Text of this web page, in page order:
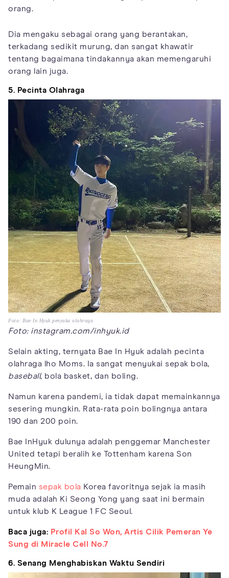
orang.
Dia mengaku sebagai orang yang berantakan,
terkadang sedikit murung, dan sangat khawatir
tentang bagaimana tindakannya akan memengaruhi
orang lain juga.
5. Pecinta OIahraga
Foto: Bae In Hyuk penyuka olahraga
Foto: instagram.com/inhyuk.id
Selain akting, ternyata Bae In Hyuk adalah pecinta
olahraga lho Moms. Ia sangat menyukai sepak bola,
baseball, bola basket, dan boling.
Namun karena pandemi, ia tidak dapat memainkannya
sesering mungkin. Rata-rata poin bolingnya antara
190 dan 200 poin.
Bae InHyuk dulunya adalah penggemar Manchester
United tetapi beralih ke Tottenham karena Son
HeungMin.
Pemain sepak bola Korea favoritnya sejak ia masih
muda adalah Ki Seong Yong yang saat ini bermain
untuk klub K League 1 FC Seoul.
Baca juga: Profil Kal So Won, Artis Cilik Pemeran Ye
Sung di Miracle Cell No.7
6. Senang Menghabiskan Waktu Sendiri